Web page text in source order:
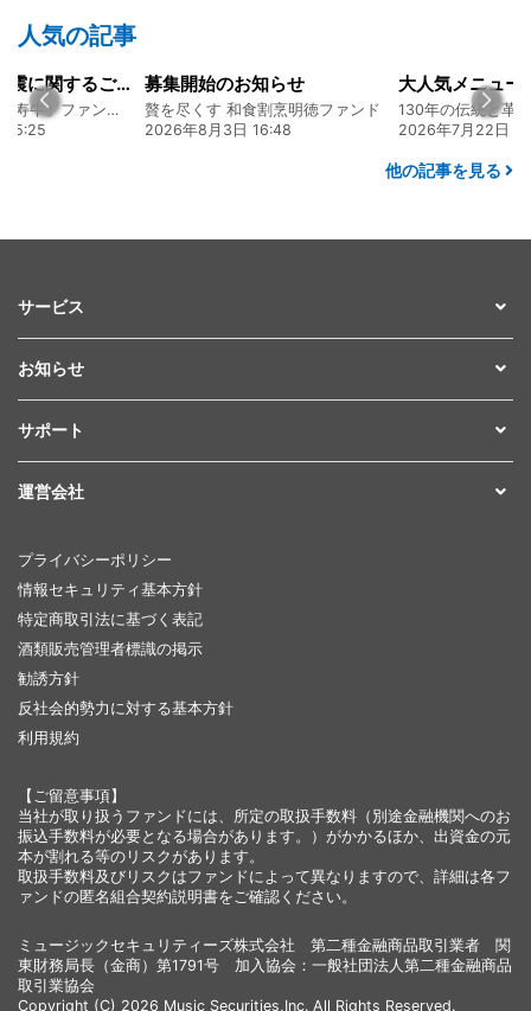
人気の記事
令和8年熊本地震に関するご報告
熊本 あか牛「延寿牛」ファンド2026
15:25
募集開始のお知らせ
贅を尽くす 和食割烹明徳ファンド
2026年8月3日 16:48
2026年7月22日
他の記事を見る
サービス
お知らせ
サポート
運営会社
プライバシーポリシー
情報セキュリティ基本方針
特定商取引法に基づく表記
酒類販売管理者標識の掲示
勧誘方針
反社会的勢力に対する基本方針
利用規約
【ご留意事項】
当社が取り扱うファンドには、所定の取扱手数料（別途金融機関へのお
振込手数料が必要となる場合があります。）がかかるほか、出資金の元
本が割れる等のリスクがあります。
取扱手数料及びリスクはファンドによって異なりますので、詳細は各フ
ァンドの匿名組合契約説明書をご確認ください。
ミュージックセキュリティーズ株式会社 第二種金融商品取引業者 関
東財務局長（金商）第1791号 加入協会：一般社団法人第二種金融商品
取引業協会
Copyright (C) 2026 Music Securities,Inc. All Rights Reserved.